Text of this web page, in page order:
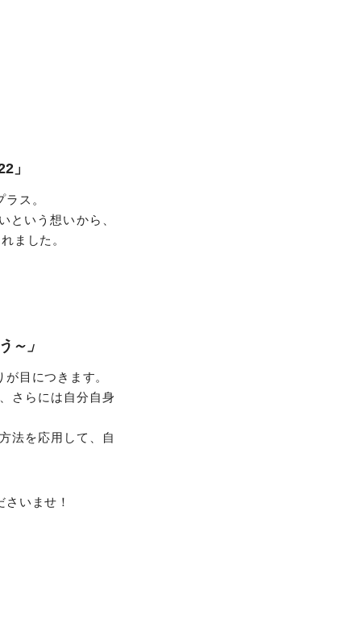
」
ス。
という想いから、
ました。
～」
目につきます。
さらには自分自身
法を応用して、自
いませ！